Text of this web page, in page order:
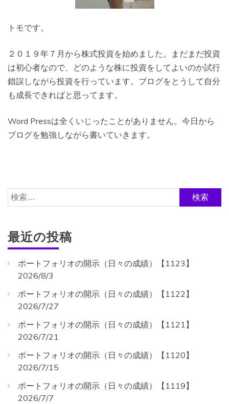
トモです。
２０１９年７月から株式投資を始めました。まだまだ投資
は初心者なので、どのような株に投資をしてよいのか試行
錯誤しながら投資を行っています。ブログをとうして自分
も成長できればと思ってます。
Word Pressは全くいじったことがありません。今日から
ブログを勉強しながら書いていきます。
検
索:
最近の投稿
ポートフォリオの開示（日々の成績）【1123】
2026/8/3
ポートフォリオの開示（日々の成績）【1122】
2026/7/27
ポートフォリオの開示（日々の成績）【1121】
2026/7/21
ポートフォリオの開示（日々の成績）【1120】
2026/7/15
ポートフォリオの開示（日々の成績）【1119】
2026/7/7